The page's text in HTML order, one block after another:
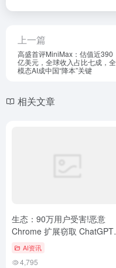
上一篇
高盛首评MiniMax：估值近390
亿美元，全球收入占比七成，全
模态AI成中国“降本”关键
相关文章
生态：90万用户受害!恶意
Chrome 扩展窃取 ChatGPT
和 DeepSeek 对话，…
AI资讯
4,795